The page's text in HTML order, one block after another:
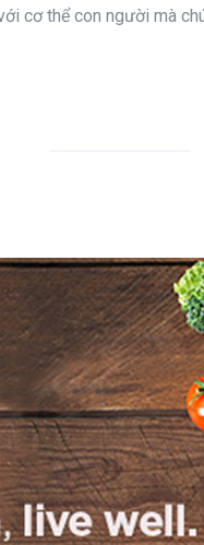
cơ thể con người mà